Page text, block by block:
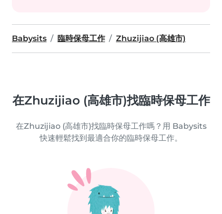
Babysits 臨時保母工作 Zhuzijiao (高雄市)
在Zhuzijiao (高雄市)找臨時保母工作
在Zhuzijiao (高雄市)找臨時保母工作嗎？用 Babysits
快速輕鬆找到最適合你的臨時保母工作。